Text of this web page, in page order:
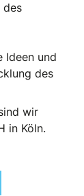
des
Ideen und
des
wir
in Köln.
Risks
Beitrag: Vor